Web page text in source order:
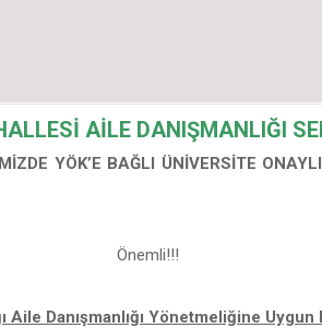
AİLE DANIŞMANLIĞI
YÖK’E BAĞLI ÜNİVERSİTE ONAYLI
Önemli!!!
Danışmanlığı Yönetmeliğine Uygun